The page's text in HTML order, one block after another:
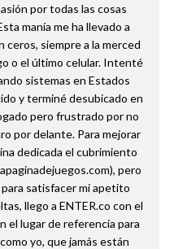
por todas las cosas
manía me ha llevado a
ceros, siempre a la merced
o el último celular. Intenté
sistemas en Estados
y terminé desubicado en
pero frustrado por no
por delante. Para mejorar
dedicada el cubrimiento
pero
satisfacer mi apetito
llego a ENTER.co con el
el lugar de referencia para
yo, que jamás están